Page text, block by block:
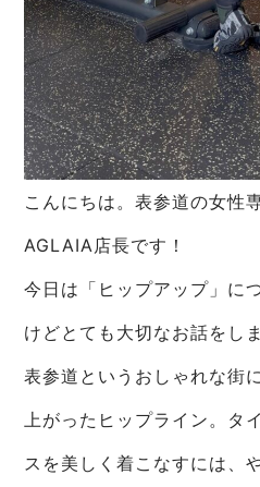
こんにちは。表参道の女性
AGLAIA店長です！
今日は「ヒップアップ」に
けどとても大切なお話をしま
表参道というおしゃれな街
上がったヒップライン。タ
スを美しく着こなすには、